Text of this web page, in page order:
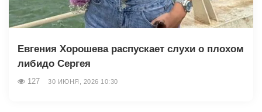
Евгения Хорошева распускает слухи о плохом
либидо Сергея
127 30 ИЮНЯ, 2026 10:30